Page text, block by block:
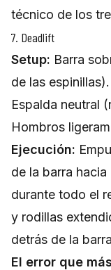
técnico de los
7. Deadlift
Setup: Barra
de las
Espalda neutral
Hombros
Ejecución:
de la barra
durante todo el
y rodillas
detrás de la
El error que